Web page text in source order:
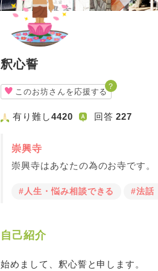
釈心誓
このお坊さんを応援する
？
有り難し4420 回答 227
崇興寺
崇興寺はあなたの為のお寺です。
#人生・悩み相談できる #法話
自己紹介
始めまして、釈心誓と申します。